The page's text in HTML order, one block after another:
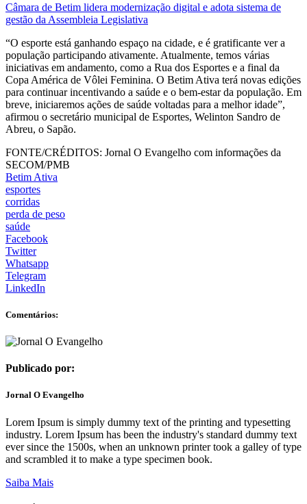
Câmara de Betim lidera modernização digital e adota sistema de
gestão da Assembleia Legislativa
“O esporte está ganhando espaço na cidade, e é gratificante ver a
população participando ativamente. Atualmente, temos várias
iniciativas em andamento, como a Rua dos Esportes e a final da
Copa América de Vôlei Feminina. O Betim Ativa terá novas edições
para continuar incentivando a saúde e o bem-estar da população. Em
breve, iniciaremos ações de saúde voltadas para a melhor idade”,
afirmou o secretário municipal de Esportes, Welinton Sandro de
Abreu, o Sapão.
FONTE/CRÉDITOS: Jornal O Evangelho com informações da
SECOM/PMB
Betim Ativa
esportes
corridas
perda de peso
saúde
Facebook
Twitter
Whatsapp
Telegram
LinkedIn
Comentários:
Publicado por:
Jornal O Evangelho
Lorem Ipsum is simply dummy text of the printing and typesetting
industry. Lorem Ipsum has been the industry's standard dummy text
ever since the 1500s, when an unknown printer took a galley of type
and scrambled it to make a type specimen book.
Saiba Mais